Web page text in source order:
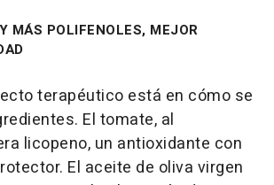
MÁS POLIFENOLES, MEJOR
terapéutico está en cómo se
El tomate, al
licopeno, un antioxidante con
El aceite de oliva virgen